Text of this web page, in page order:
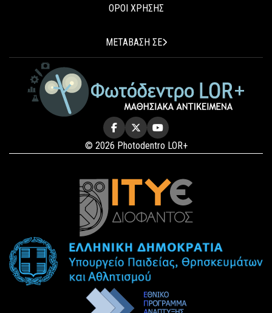
ΟΡΟΙ ΧΡΗΣΗΣ
ΜΕΤΑΒΑΣΗ ΣΕ
© 2026 Photodentro LOR+